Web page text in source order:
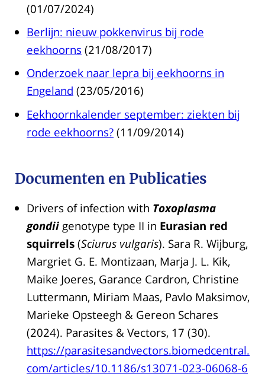
(01/07/2024)
Berlijn: nieuw pokkenvirus bij rode
eekhoorns (21/08/2017)
Onderzoek naar lepra bij eekhoorns in
Engeland (23/05/2016)
Eekhoornkalender september: ziekten bij
rode eekhoorns? (11/09/2014)
Documenten en Publicaties
Drivers of infection with Toxoplasma
gondii genotype type II in Eurasian red
squirrels (Sciurus vulgaris). Sara R. Wijburg,
Margriet G. E. Montizaan, Marja J. L. Kik,
Maike Joeres, Garance Cardron, Christine
Luttermann, Miriam Maas, Pavlo Maksimov,
Marieke Opsteegh & Gereon Schares
(2024). Parasites & Vectors, 17 (30).
https://parasitesandvectors.biomedcentral.
com/articles/10.1186/s13071-023-06068-6